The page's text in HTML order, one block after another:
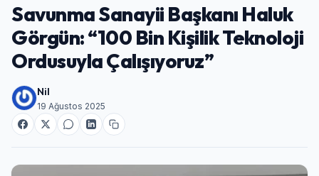
Savunma Sanayii Başkanı Haluk
Görgün: “100 Bin Kişilik Teknoloji
Ordusuyla Çalışıyoruz”
Nil
19 Ağustos 2025